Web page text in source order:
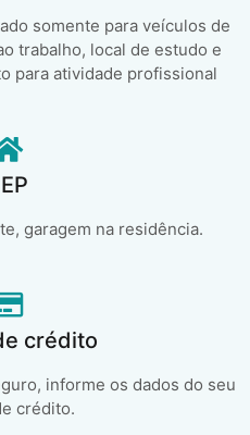
somente para veículos de
trabalho, local de estudo e
para atividade profissional
garagem na residência.
crédito
informe os dados do seu
crédito.